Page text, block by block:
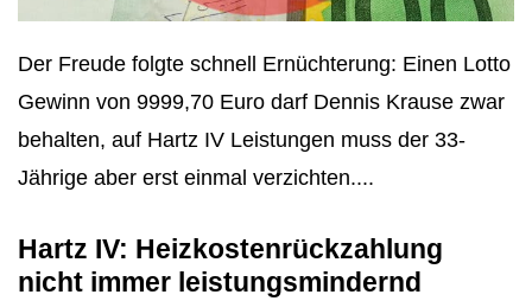
Der Freude folgte schnell Ernüchterung: Einen Lotto
Gewinn von 9999,70 Euro darf Dennis Krause zwar
behalten, auf Hartz IV Leistungen muss der 33-
Jährige aber erst einmal verzichten....
Hartz IV: Heizkostenrückzahlung
nicht immer leistungsmindernd